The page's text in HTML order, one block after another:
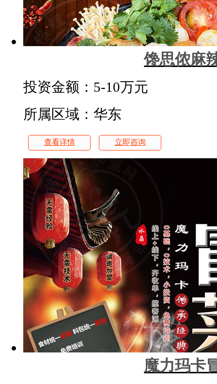
馋思侬麻
投资金额： 5-10万元
所属区域：华东
查看详情 立即咨询
魔力玛卡